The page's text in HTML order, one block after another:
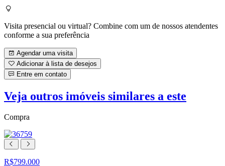
Visita presencial ou virtual? Combine com um de nossos atendentes
conforme a sua preferência
Agendar uma visita
Adicionar à lista de desejos
Entre em contato
Veja outros imóveis similares a este
Compra
R$799.000